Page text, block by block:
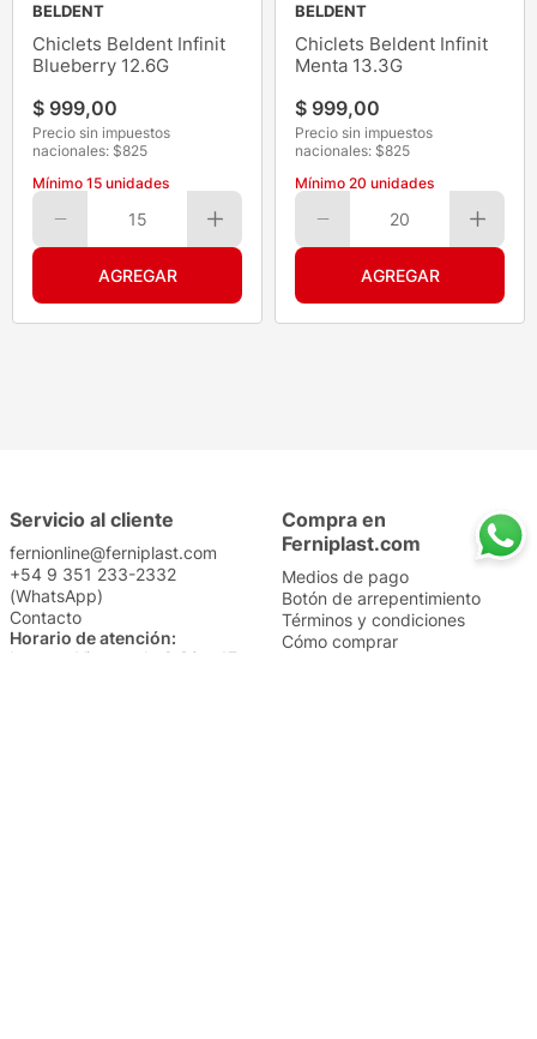
BELDENT
Chiclets Beldent Infinit
Blueberry 12.6G
$ 999,00
Precio sin impuestos
nacionales: $825
Mínimo 15 unidades
15
BELDENT
Chiclets Beldent Infinit
Menta 13.3G
$ 999,00
Precio sin impuestos
nacionales: $825
Mínimo 20 unidades
20
Servicio al cliente
fernionline@ferniplast.com
+54 9 351 233-2332
(WhatsApp)
Contacto
Horario de atención:
Lunes a Viernes de 8:30 a 17
Compra en
Ferniplast.com
Medios de pago
Botón de arrepentimiento
Términos y condiciones
Cómo comprar